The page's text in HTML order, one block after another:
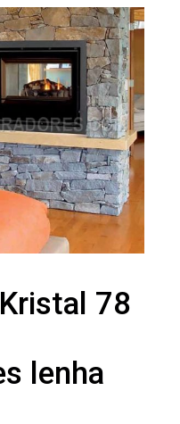
78
lenha